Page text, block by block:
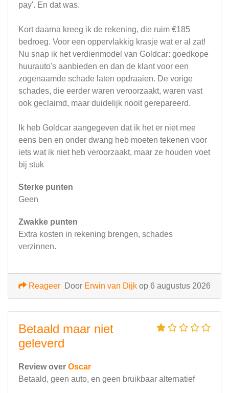
pay'. En dat was.
Kort daarna kreeg ik de rekening, die ruim €185
bedroeg. Voor een oppervlakkig krasje wat er al zat!
Nu snap ik het verdienmodel van Goldcar: goedkope
huurauto's aanbieden en dan de klant voor een
zogenaamde schade laten opdraaien. De vorige
schades, die eerder waren veroorzaakt, waren vast
ook geclaimd, maar duidelijk nooit gerepareerd.
Ik heb Goldcar aangegeven dat ik het er niet mee
eens ben en onder dwang heb moeten tekenen voor
iets wat ik niet heb veroorzaakt, maar ze houden voet
bij stuk
Sterke punten
Geen
Zwakke punten
Extra kosten in rekening brengen, schades
verzinnen.
Door Erwin van Dijk op 6 augustus 2026
Reageer
Betaald maar niet
geleverd
Review over Oscar
Betaald, geen auto, en geen bruikbaar alternatief